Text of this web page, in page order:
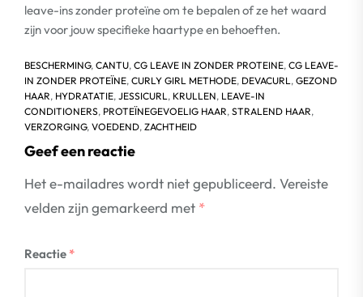
leave-ins zonder proteïne om te bepalen of ze het waard
zijn voor jouw specifieke haartype en behoeften.
BESCHERMING, CANTU, CG LEAVE IN ZONDER PROTEINE, CG LEAVE-
IN ZONDER PROTEÏNE, CURLY GIRL METHODE, DEVACURL, GEZOND
HAAR, HYDRATATIE, JESSICURL, KRULLEN, LEAVE-IN
CONDITIONERS, PROTEÏNEGEVOELIG HAAR, STRALEND HAAR,
VERZORGING, VOEDEND, ZACHTHEID
Geef een reactie
Het e-mailadres wordt niet gepubliceerd. Vereiste
velden zijn gemarkeerd met *
Reactie *